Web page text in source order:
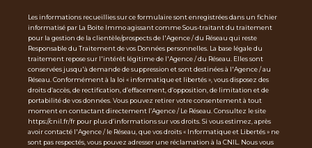
Les informations recueillies sur ce formulaire sont enregistrées dans un fichier
informatisé par La Boite Immo agissant comme Sous-traitant du traitement
pour la gestion de la clientèle/prospects de l'Agence / du Réseau qui reste
Responsable du Traitement de vos Données personnelles. La base légale du
traitement repose sur l'intérêt légitime de l'Agence / du Réseau. Elles sont
conservées jusqu'à demande de suppression et sont destinées à l'Agence / au
Réseau. Conformément à la loi « informatique et libertés », vous disposez des
droits d’accès, de rectification, d’effacement, d’opposition, de limitation et de
portabilité de vos données. Vous pouvez retirer votre consentement à tout
moment en contactant directement l’Agence / Le Réseau. Consultez le site
https://cnil.fr/fr pour plus d’informations sur vos droits. Si vous estimez, après
avoir contacté l'Agence / le Réseau, que vos droits « Informatique et Libertés » ne
sont pas respectés, vous pouvez adresser une réclamation à la CNIL. Nous vous